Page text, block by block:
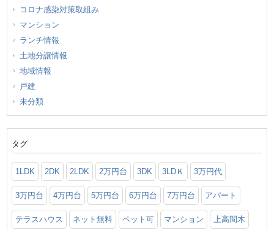
コロナ感染対策取組み
マンション
ランチ情報
土地分譲情報
地域情報
戸建
未分類
タグ
1LDK 2DK 2LDK 2万円台 3DK 3LDＫ 3万円代
3万円台 4万円台 5万円台 6万円台 7万円台 アパート
テラスハウス ネット無料 ペット可 マンション 上高間木